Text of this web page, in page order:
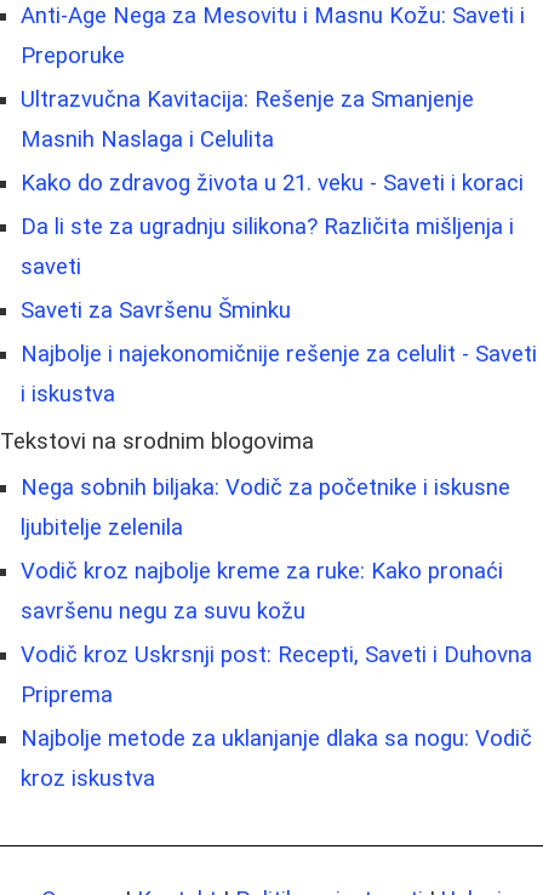
Anti-Age Nega za Mesovitu i Masnu Kožu: Saveti i
Preporuke
Ultrazvučna Kavitacija: Rešenje za Smanjenje
Masnih Naslaga i Celulita
Kako do zdravog života u 21. veku - Saveti i koraci
Da li ste za ugradnju silikona? Različita mišljenja i
saveti
Saveti za Savršenu Šminku
Najbolje i najekonomičnije rešenje za celulit - Saveti
i iskustva
Tekstovi na srodnim blogovima
Nega sobnih biljaka: Vodič za početnike i iskusne
ljubitelje zelenila
Vodič kroz najbolje kreme za ruke: Kako pronaći
savršenu negu za suvu kožu
Vodič kroz Uskrsnji post: Recepti, Saveti i Duhovna
Priprema
Najbolje metode za uklanjanje dlaka sa nogu: Vodič
kroz iskustva